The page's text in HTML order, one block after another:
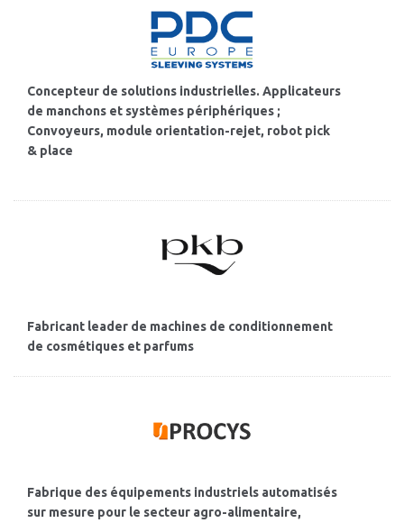
Concepteur de solutions industrielles. Applicateurs
de manchons et systèmes périphériques ;
Convoyeurs, module orientation-rejet, robot pick
& place
Fabricant leader de machines de conditionnement
de cosmétiques et parfums
Fabrique des équipements industriels automatisés
sur mesure pour le secteur agro-alimentaire,